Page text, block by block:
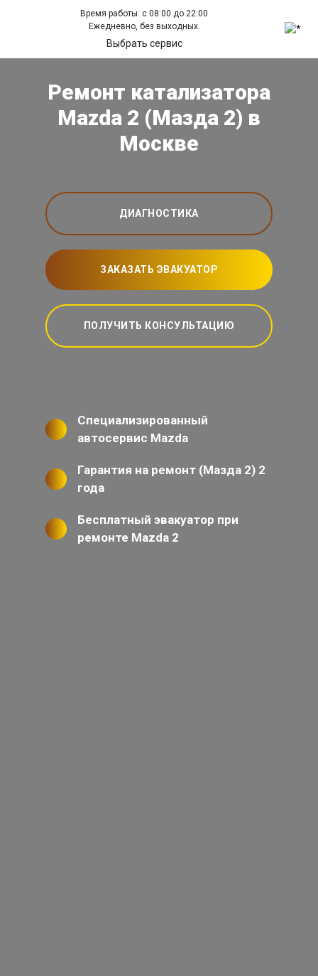
Время работы: с 08:00 до 22:00
Ежедневно, без выходных.
Выбрать сервис
Ремонт катализатора
Mazda 2 (Мазда 2) в
Москве
ДИАГНОСТИКА
ЗАКАЗАТЬ ЭВАКУАТОР
ПОЛУЧИТЬ КОНСУЛЬТАЦИЮ
Специализированный
автосервис Mazda
Гарантия на ремонт (Мазда 2) 2
года
Бесплатный эвакуатор при
ремонте Mazda 2